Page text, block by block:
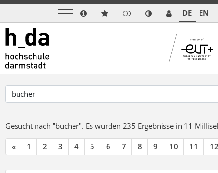
DE EN
Gesucht nach "bücher". Es wurden 235 Ergebnisse in 11
« 1 2 3 4 5 6 7 8 9 10 11 12